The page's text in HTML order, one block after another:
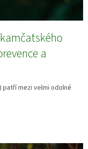
a
patří mezi velmi odolné